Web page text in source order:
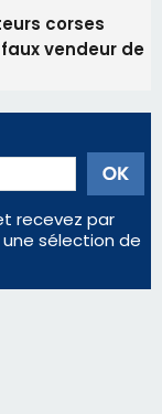
recevez par
sélection de